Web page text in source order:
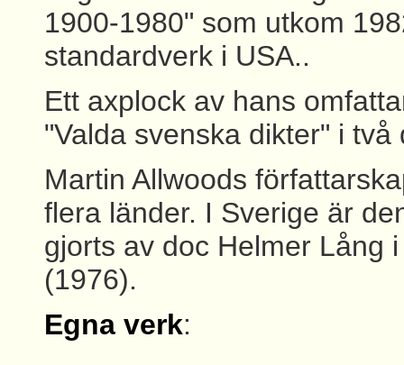
1900-1980" som utkom
standardverk i USA..
Ett axplock av hans
"Valda svenska dikter" i
Martin Allwoods
flera länder. I Sverige är
gjorts av doc Helmer Lång
(1976).
Egna verk: